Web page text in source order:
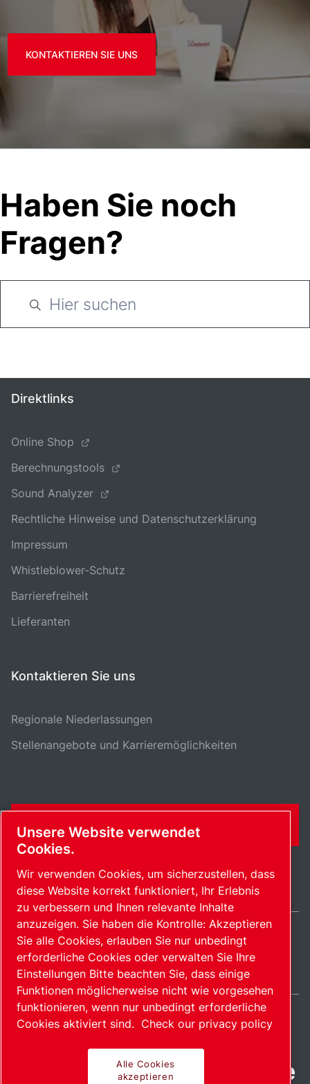
KONTAKTIEREN SIE UNS
Haben Sie noch
Fragen?
Direktlinks
Online Shop
Berechnungstools
Sound Analyzer
Rechtliche Hinweise und Datenschutzerklärung
Impressum
Whistleblower-Schutz
Barrierefreiheit
Lieferanten
Kontaktieren Sie uns
Regionale Niederlassungen
Stellenangebote und Karrieremöglichkeiten
KONTAKTFORMULAR
SitemapCookies verwalten© 2026 Copyright.
Switzerland / DE
Fortschrittliche Produkte
Unsere Website verwendet
Cookies.
Wir verwenden Cookies, um sicherzustellen, dass
diese Website korrekt funktioniert, Ihr Erlebnis
zu verbessern und Ihnen relevante Inhalte
anzuzeigen. Sie haben die Kontrolle: Akzeptieren
Sie alle Cookies, erlauben Sie nur unbedingt
erforderliche Cookies oder verwalten Sie Ihre
Einstellungen Bitte beachten Sie, dass einige
Funktionen möglicherweise nicht wie vorgesehen
funktionieren, wenn nur unbedingt erforderliche
Cookies aktiviert sind. Check our privacy policy
Alle Cookies
akzeptieren